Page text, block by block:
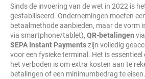
Sinds de invoering van de wet in 2022 is
gestabiliseerd. Ondernemingen moeten
betaalmethode aanbieden, maar de vorm
via smartphone/tablet), QR-betalingen
SEPA Instant Paymentszijn volledig
voor een fysieke terminal. Het is
het verboden is om extra kosten aan te
betalingen of een minimumbedrag te